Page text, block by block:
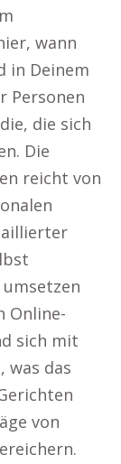
wann
in Deinem
Personen
die sich
Die
reicht von
Online-
sich mit
was das
von